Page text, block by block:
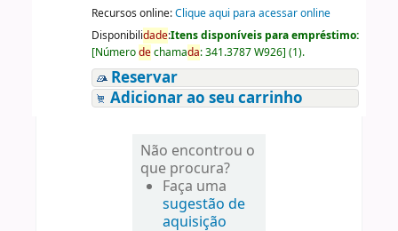
Recursos online:Clique aqui para acessar online
Disponibilidade:Itens disponíveis para empréstimo:
[Númerodechamada:341.3787 W926] (1).
Reservar
Adicionar ao seu carrinho
Não encontrou o
que procura?
Faça uma
sugestão de
aquisição